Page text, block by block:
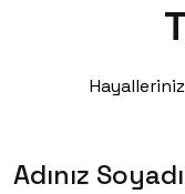
T
TeklifAl!
Adınız